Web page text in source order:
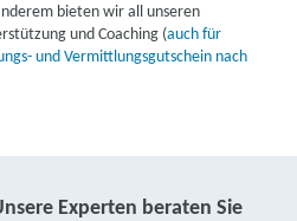
bieten wir all unseren
und Coaching (auch für
und Vermittlungsgutschein nach
Experten beraten Sie